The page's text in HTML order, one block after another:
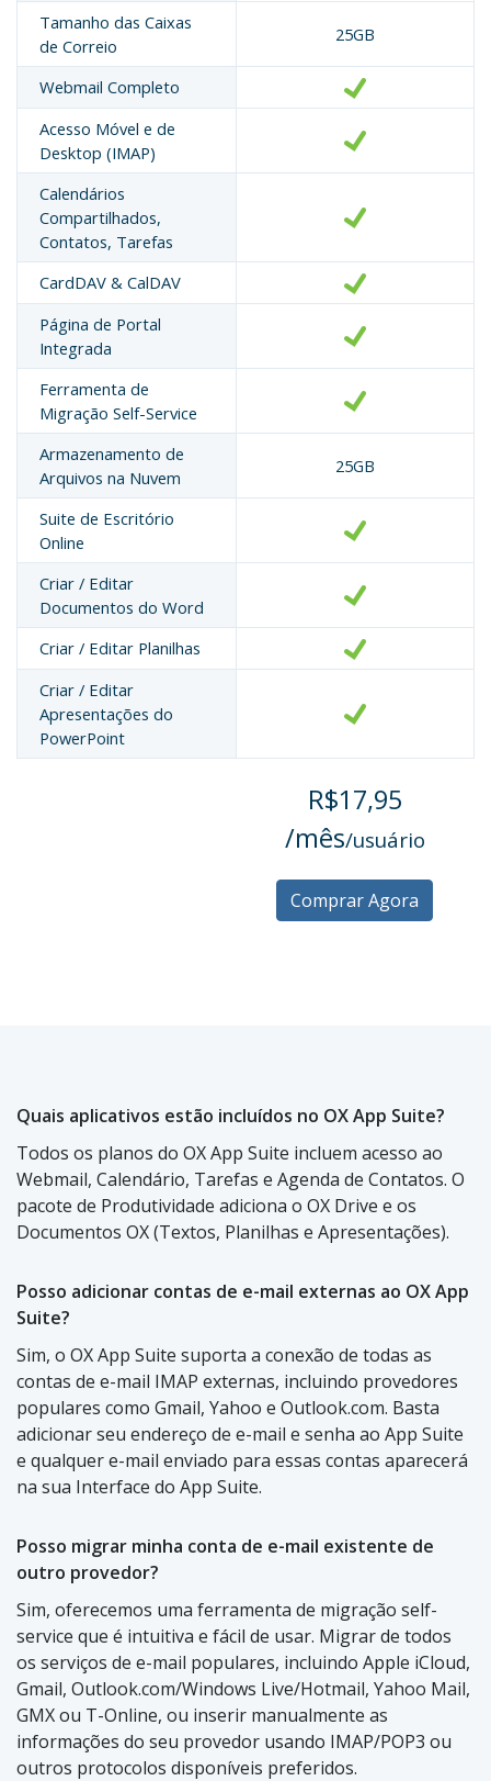
Tamanho das Caixas
de Correio
25GB
Webmail Completo
Acesso Móvel e de
Desktop (IMAP)
Calendários
Compartilhados,
Contatos, Tarefas
CardDAV & CalDAV
Página de Portal
Integrada
Ferramenta de
Migração Self-Service
Armazenamento de
Arquivos na Nuvem
25GB
Suite de Escritório
Online
Criar / Editar
Documentos do Word
Criar / Editar Planilhas
Criar / Editar
Apresentações do
PowerPoint
R$17,95
/mês/usuário
Comprar Agora
Quais aplicativos estão incluídos no OX App Suite?
Todos os planos do OX App Suite incluem acesso ao
Webmail, Calendário, Tarefas e Agenda de Contatos. O
pacote de Produtividade adiciona o OX Drive e os
Documentos OX (Textos, Planilhas e Apresentações).
Posso adicionar contas de e-mail externas ao OX App
Suite?
Sim, o OX App Suite suporta a conexão de todas as
contas de e-mail IMAP externas, incluindo provedores
populares como Gmail, Yahoo e Outlook.com. Basta
adicionar seu endereço de e-mail e senha ao App Suite
e qualquer e-mail enviado para essas contas aparecerá
na sua Interface do App Suite.
Posso migrar minha conta de e-mail existente de
outro provedor?
Sim, oferecemos uma ferramenta de migração self-
service que é intuitiva e fácil de usar. Migrar de todos
os serviços de e-mail populares, incluindo Apple iCloud,
Gmail, Outlook.com/Windows Live/Hotmail, Yahoo Mail,
GMX ou T-Online, ou inserir manualmente as
informações do seu provedor usando IMAP/POP3 ou
outros protocolos disponíveis preferidos.